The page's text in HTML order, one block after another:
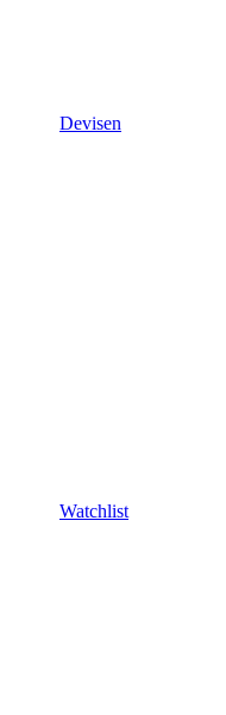
Devisen
Watchlist